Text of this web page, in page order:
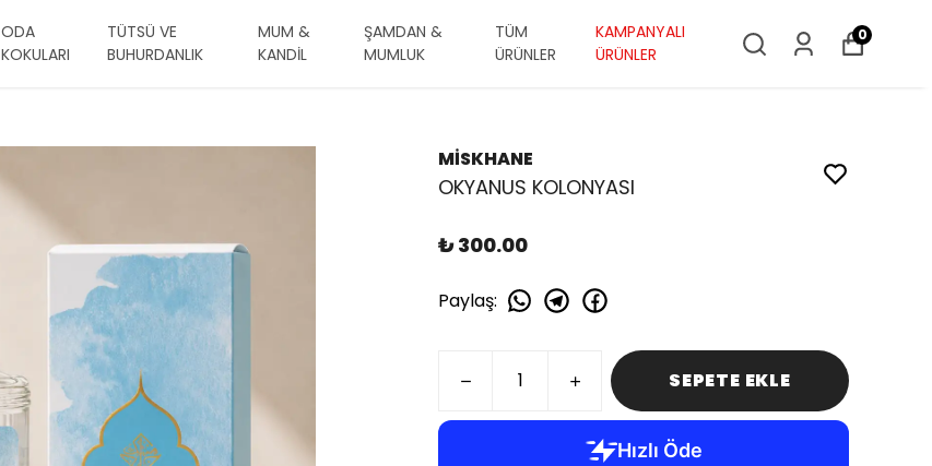
ODA
KOKULARI
TÜTSÜ VE
BUHURDANLIK
MUM &
KANDİL
ŞAMDAN &
MUMLUK
TÜM
ÜRÜNLER
KAMPANYALI
ÜRÜNLER
0
MİSKHANE
OKYANUS KOLONYASI
₺ 300.00
Paylaş:
SEPETE EKLE